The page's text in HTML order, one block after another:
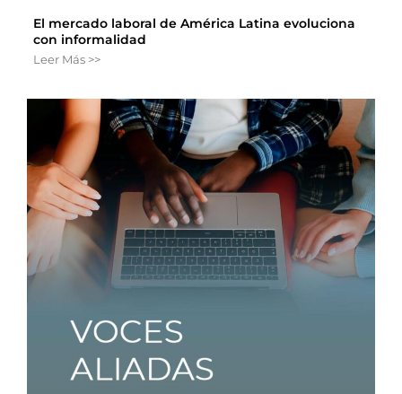
El mercado laboral de América Latina evoluciona
con informalidad
Leer Más >>